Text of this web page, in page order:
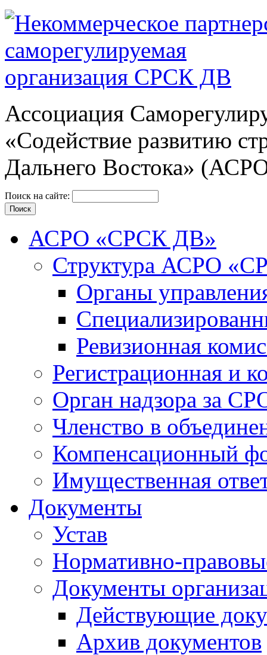
Ассоциация
«Содействие развитию
Дальнего Востока»
Поиск на сайте:
АСРО «СРСК ДВ»
Структура АСРО
Органы
Ревизионная
Регистрационная и
Орган надзора за
Членство в
Компенсационный
Имущественная
Документы
Устав
Нормативно-
Документы
Действующие
Архив документов